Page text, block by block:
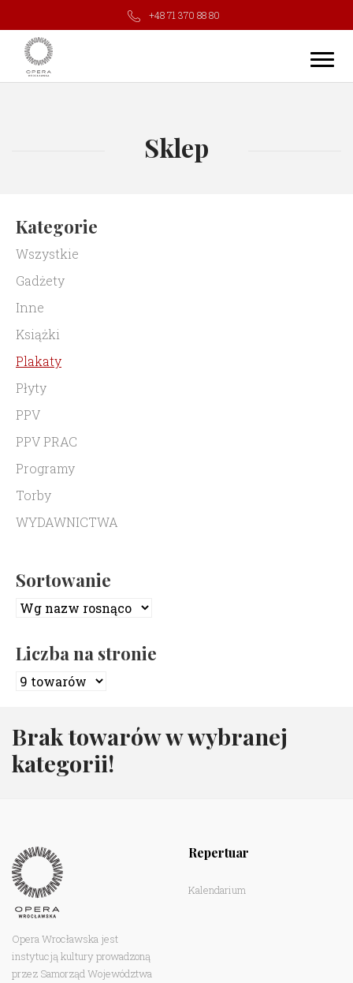
+48 71 370 88 80
Sklep
Kategorie
Wszystkie
Gadżety
Inne
Książki
Plakaty
Płyty
PPV
PPV PRAC
Programy
Torby
WYDAWNICTWA
Sortowanie
Liczba na stronie
Brak towarów w wybranej
kategorii!
Opera Wrocławska jest
instytucją kultury prowadzoną
przez Samorząd Województwa
Repertuar
Kalendarium